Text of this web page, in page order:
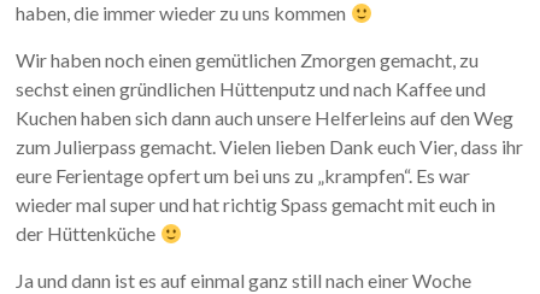
haben, die immer wieder zu uns kommen
Wir haben noch einen gemütlichen Zmorgen gemacht, zu
sechst einen gründlichen Hüttenputz und nach Kaffee und
Kuchen haben sich dann auch unsere Helferleins auf den Weg
zum Julierpass gemacht. Vielen lieben Dank euch Vier, dass ihr
eure Ferientage opfert um bei uns zu „krampfen“. Es war
wieder mal super und hat richtig Spass gemacht mit euch in
der Hüttenküche
Ja und dann ist es auf einmal ganz still nach einer Woche